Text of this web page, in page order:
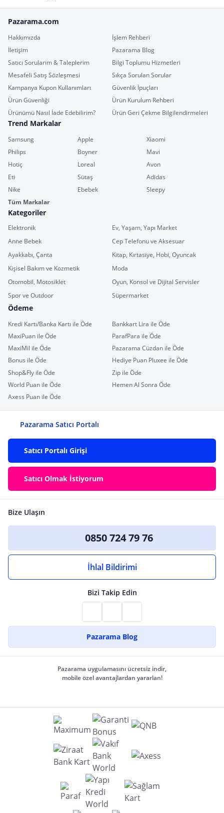
Pazarama.com
Hakkımızda
İşlem Rehberi
İletişim
Pazarama Blog
Satıcı Sorularım & Taleplerim
Bilgi Toplumu Hizmetleri
Mesafeli Satış Sözleşmesi
Sıkça Sorulan Sorular
Kampanya Kupon Kullanımları
Güvenlik İpuçları
Ürün Güvenliği
Ürün Kurulum Rehberi
Ürünümü Nasıl İade Edebilirim?
Ürün Geri Çekme Bilgilendirmeleri
Trend Markalar
Samsung Apple
Xiaomi
Philips
Boyner
Mavi
Hotiç
Loreal
Avon
Eti
Sütaş
Adidas
Nike
Ebebek
Sleepy
Tüm Markalar
Kategoriler
Elektronik
Ev, Yaşam, Yapı Market
Anne Bebek
Cep Telefonu ve Aksesuar
Ayakkabı, Çanta
Kitap, Kırtasiye, Hobi, Oyuncak
Kişisel Bakım ve Kozmetik
Moda
Otomobil, Motosiklet
Oyun, Konsol ve Dijital Servisler
Spor ve Outdoor
Süpermarket
Ödeme
Kredi Kartı/Banka Kartı ile Öde
Bankkart Lira ile Öde
MaxiPuan ile Öde
ParafPara ile Öde
MaxiMil ile Öde
Pazarama Cüzdan ile Öde
Bonus ile Öde
Hediye Puan Pluxee ile Öde
Shop&Fly ile Öde
Zip ile Öde
World Puan ile Öde
Hemen Al Sonra Öde
Axess Puan ile Öde
Pazarama Satıcı Portalı
Satıcı Portalı Girişi
Satıcı Olmak İstiyorum
Bize Ulaşın
0850 724 79 76
İhlal Bildirimi
Bizi Takip Edin
Pazarama Blog
Pazarama uygulamasını ücretsiz indir,
mobile özel avantajlardan yararlan!